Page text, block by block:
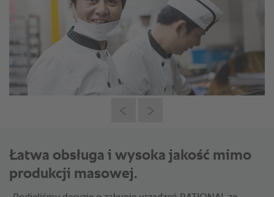
Łatwa obsługa i wysoka jakość mimo
produkcji masowej.